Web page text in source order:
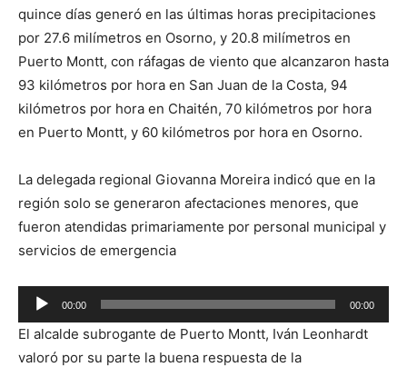
quince días generó en las últimas horas precipitaciones
por 27.6 milímetros en Osorno, y 20.8 milímetros en
Puerto Montt, con ráfagas de viento que alcanzaron hasta
93 kilómetros por hora en San Juan de la Costa, 94
kilómetros por hora en Chaitén, 70 kilómetros por hora
en Puerto Montt, y 60 kilómetros por hora en Osorno.
La delegada regional Giovanna Moreira indicó que en la
región solo se generaron afectaciones menores, que
fueron atendidas primariamente por personal municipal y
servicios de emergencia
Reproductor
de
audio
00:00 00:00
El alcalde subrogante de Puerto Montt, Iván Leonhardt
valoró por su parte la buena respuesta de la